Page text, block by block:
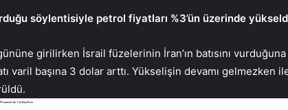
söylentisiyle petrol fiyatları %3’ün üzerinde
girilirken İsrail füzelerinin İran’ın batısını
varil başına 3 dolar arttı. Yükselişin devamı gelmezken